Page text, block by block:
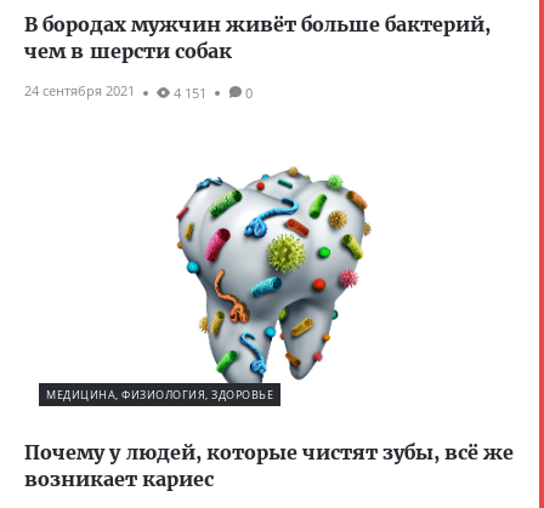
В бородах мужчин живёт больше бактерий,
чем в шерсти собак
24 сентября 2021 4 151 0
МЕДИЦИНА, ФИЗИОЛОГИЯ, ЗДОРОВЬЕ
Почему у людей, которые чистят зубы, всё же
возникает кариес